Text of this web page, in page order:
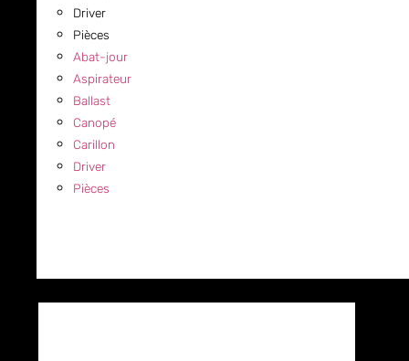
Driver
Pièces
Abat-jour
Aspirateur
Ballast
Canopé
Carillon
Driver
Pièces